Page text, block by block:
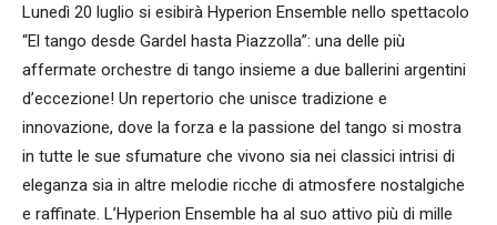
Lunedì 20 luglio si esibirà Hyperion Ensemble nello spettacolo
“El tango desde Gardel hasta Piazzolla”: una delle più
affermate orchestre di tango insieme a due ballerini argentini
d’eccezione! Un repertorio che unisce tradizione e
innovazione, dove la forza e la passione del tango si mostra
in tutte le sue sfumature che vivono sia nei classici intrisi di
eleganza sia in altre melodie ricche di atmosfere nostalgiche
e raffinate. L’Hyperion Ensemble ha al suo attivo più di mille